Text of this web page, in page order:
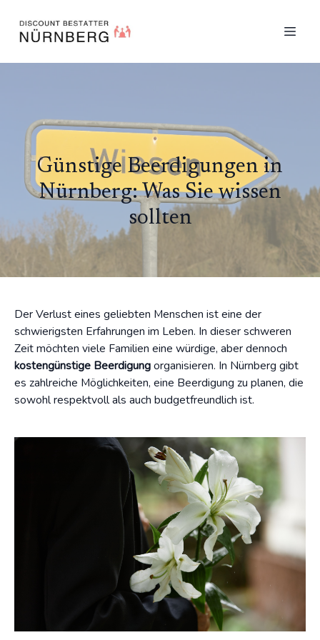
Günstige Beerdigungen in
Nürnberg: Was Sie wissen
sollten
Der Verlust eines geliebten Menschen ist eine der
schwierigsten Erfahrungen im Leben. In dieser schweren
Zeit möchten viele Familien eine würdige, aber dennoch
kostengünstige Beerdigungorganisieren. In Nürnberg gibt
es zahlreiche Möglichkeiten, eine Beerdigung zu planen, die
sowohl respektvoll als auch budgetfreundlich ist.